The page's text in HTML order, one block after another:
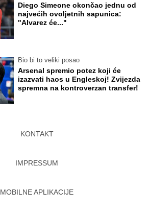
Diego Simeone okončao jednu od
najvećih ovoljetnih sapunica:
"Alvarez će..."
Bio bi to veliki posao
Arsenal spremio potez koji će
izazvati haos u Engleskoj! Zvijezda
spremna na kontroverzan transfer!
KONTAKT
IMPRESSUM
MOBILNE APLIKACIJE